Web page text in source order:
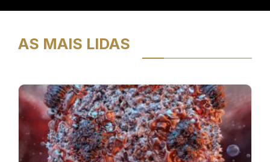
AS MAIS LIDAS